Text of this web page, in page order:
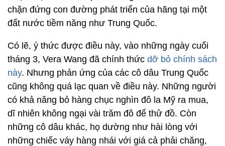
chặn đứng con đường phát triển của hãng tại một
đất nước tiềm năng như Trung Quốc.
Có lẽ, ý thức được điều này, vào những ngày cuối
tháng 3, Vera Wang đã chính thức dỡ bỏ chính sách
này. Nhưng phản ứng của các cô dâu Trung Quốc
cũng không quá lạc quan về điều này. Những người
có khả năng bỏ hàng chục nghìn đô la Mỹ ra mua,
dĩ nhiên không ngại vài trăm đô để thử đồ. Còn
những cô dâu khác, họ dường như hài lòng với
những chiếc váy hàng nhái với giá cả phải chăng,